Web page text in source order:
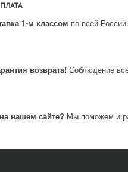
1-м классом по всей России.
возврата! Соблюдение
нашем сайте? Мы поможем и